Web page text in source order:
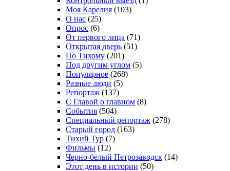
Моя Карелия (103)
О нас (25)
Опрос (6)
От первого лица (71)
Открытая дверь (51)
По Тихому (201)
Под другим углом (5)
Популярное (268)
Разные люди (5)
Репортаж (137)
С Главой о главном (8)
События (504)
Специальный репортаж (278)
Старый город (163)
Тихий Тур (7)
Фильмы (12)
Черно-белый Петрозаводск (14)
Этот день в истории (50)